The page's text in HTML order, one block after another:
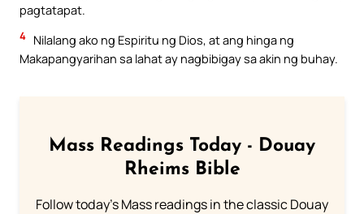
pagtatapat.
4 Nilalang ako ng Espiritu ng Dios, at ang hinga ng
Makapangyarihan sa lahat ay nagbibigay sa akin ng buhay.
Mass Readings Today - Douay
Rheims Bible
Follow today's Mass readings in the classic Douay